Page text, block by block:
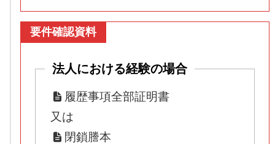
要件確認資料
法人における経験の場合
履歴事項全部証明書
又は
閉鎖謄本